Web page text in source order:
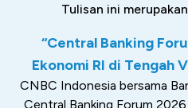
Tulisan ini
“Central Banking
Ekonomi RI di Tengah
CNBC Indonesia bersama
Central Banking Forum